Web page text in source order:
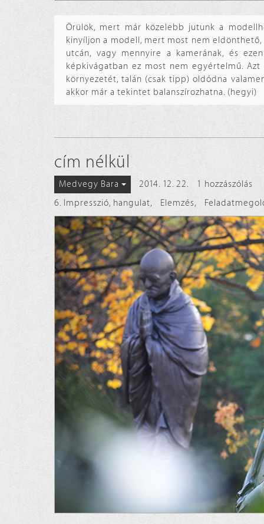
Örülök, mert már közelebb jutunk a
kinyíljon a modell, mert most nem
utcán, vagy mennyire a kamerának, és
képkivágatban ez most nem egyértelmű.
környezetét, talán (csak tipp) oldódna
akkor már a tekintet balanszírozhatna. (hegyi)
cím nélkül
Medvegy Bara 2014. 12. 22.
1 hozzászólás
6. Impresszió, hangulat, Elemzés,